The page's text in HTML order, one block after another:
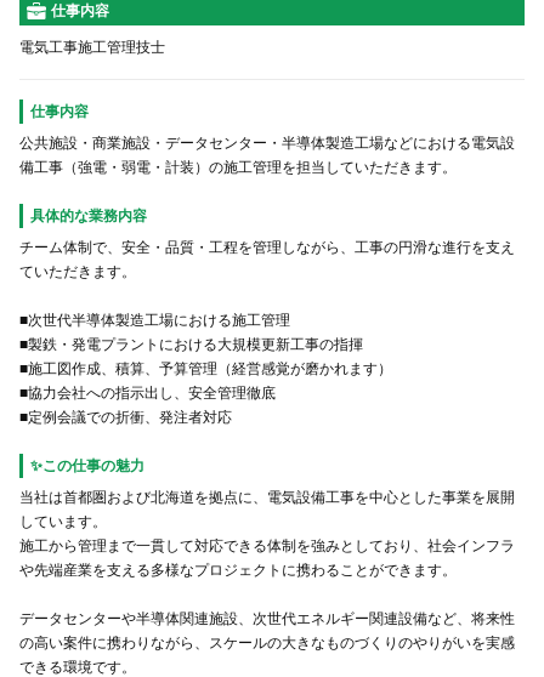
仕事内容
電気工事施工管理技士
仕事内容
公共施設・商業施設・データセンター・半導体製造工場などにおける電気設
備工事（強電・弱電・計装）の施工管理を担当していただきます。
具体的な業務内容
チーム体制で、安全・品質・工程を管理しながら、工事の円滑な進行を支え
ていただきます。
■次世代半導体製造工場における施工管理
■製鉄・発電プラントにおける大規模更新工事の指揮
■施工図作成、積算、予算管理（経営感覚が磨かれます）
■協力会社への指示出し、安全管理徹底
■定例会議での折衝、発注者対応
✨この仕事の魅力
当社は首都圏および北海道を拠点に、電気設備工事を中心とした事業を展開
しています。
施工から管理まで一貫して対応できる体制を強みとしており、社会インフラ
や先端産業を支える多様なプロジェクトに携わることができます。
データセンターや半導体関連施設、次世代エネルギー関連設備など、将来性
の高い案件に携わりながら、スケールの大きなものづくりのやりがいを実感
できる環境です。